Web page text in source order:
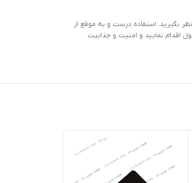
بگیرید. استفاده درست و به موقع از
اقدام نمایید و امنیت و جذابیت